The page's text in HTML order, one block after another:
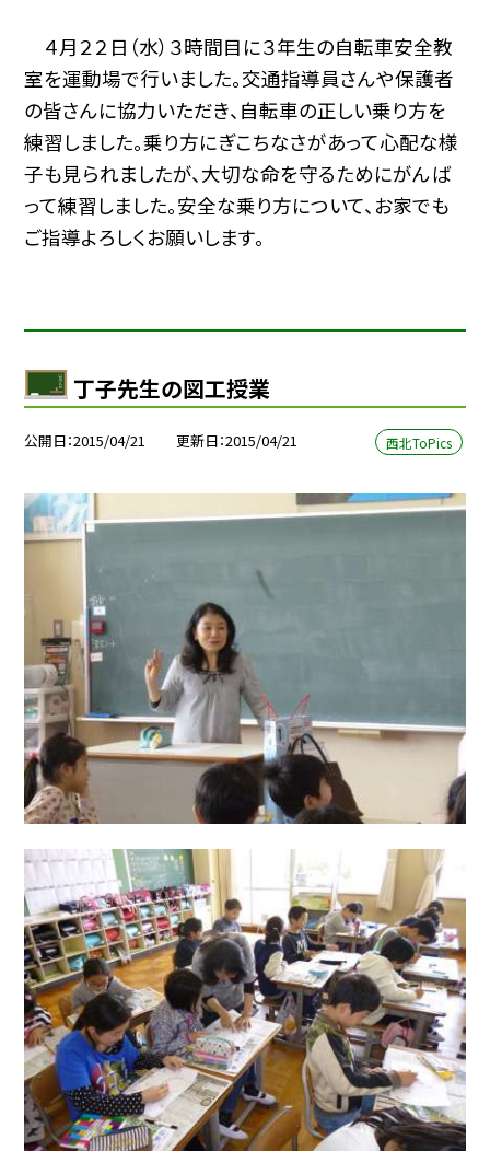
４月２２日（水）３時間目に３年生の自転車安全教
室を運動場で行いました。交通指導員さんや保護者
の皆さんに協力いただき、自転車の正しい乗り方を
練習しました。乗り方にぎこちなさがあって心配な様
子も見られましたが、大切な命を守るためにがんば
って練習しました。安全な乗り方について、お家でも
ご指導よろしくお願いします。
丁子先生の図工授業
公開日 2015/04/21 更新日 2015/04/21 西北ToPics